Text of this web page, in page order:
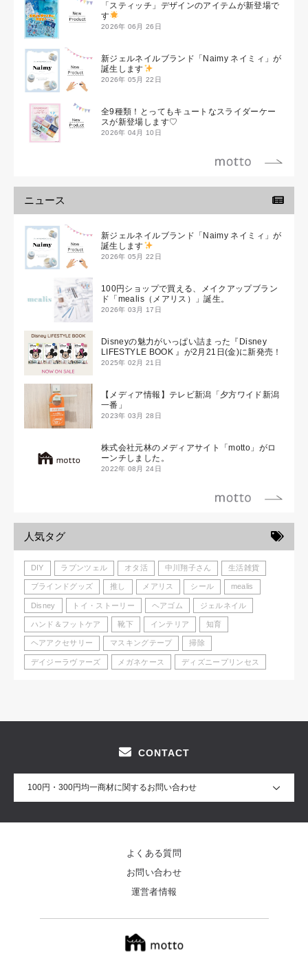
「スティッチ」デザインのアイテムが新登場で
す
2026年 06月 26日
新ジェルネイルブランド「Naimy ネイミィ」が
誕生します
2026年 05月 22日
全9種類！とってもキュートなスライダーケー
スが新登場します♡
2026年 04月 10日
ニュース
新ジェルネイルブランド「Naimy ネイミィ」が
誕生します
2026年 05月 22日
100円ショップで買える、メイクアップブラン
ド「mealis（メアリス）」誕生。
2026年 03月 17日
Disneyの魅力がいっぱい詰まった『Disney
LIFESTYLE BOOK 』が2月21日(金)に新発売！
2025年 02月 21日
【メディア情報】テレビ新潟「夕方ワイド新潟
一番」
2023年 03月 28日
株式会社元林のメディアサイト「motto」がロ
ーンチしました。
2022年 08月 24日
人気タグ
DIY ラプンツェル オタ活 中川翔子さん 生活雑貨
ブラインドグッズ 推し メアリス シール mealis
Disney トイ・ストーリー ヘアゴム ジェルネイル
ハンド＆フットケア 靴下 インテリア 知育
ヘアアクセサリー マスキングテープ 掃除
デイジーラヴァーズ メガネケース ディズニープリンセス
CONTACT
100円・300円均一商材に関するお問い合わせ
よくある質問
お問い合わせ
運営者情報